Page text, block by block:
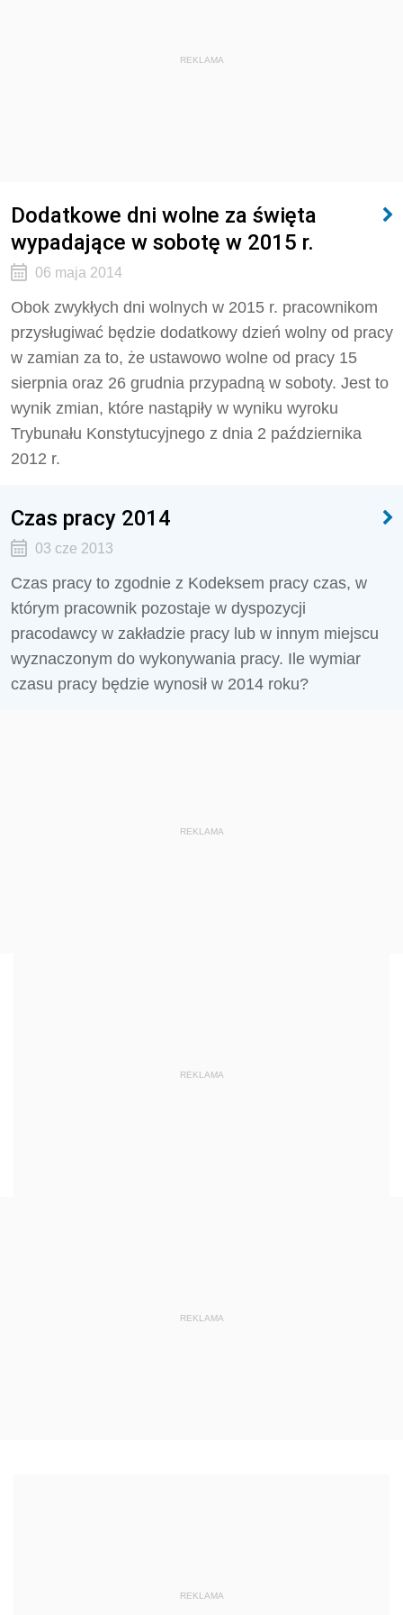
REKLAMA
Dodatkowe dni wolne za święta
wypadające w sobotę w 2015 r.
06 maja 2014
Obok zwykłych dni wolnych w 2015 r. pracownikom
przysługiwać będzie dodatkowy dzień wolny od pracy
w zamian za to, że ustawowo wolne od pracy 15
sierpnia oraz 26 grudnia przypadną w soboty. Jest to
wynik zmian, które nastąpiły w wyniku wyroku
Trybunału Konstytucyjnego z dnia 2 października
2012 r.
Czas pracy 2014
03 cze 2013
Czas pracy to zgodnie z Kodeksem pracy czas, w
którym pracownik pozostaje w dyspozycji
pracodawcy w zakładzie pracy lub w innym miejscu
wyznaczonym do wykonywania pracy. Ile wymiar
czasu pracy będzie wynosił w 2014 roku?
REKLAMA
REKLAMA
REKLAMA
REKLAMA